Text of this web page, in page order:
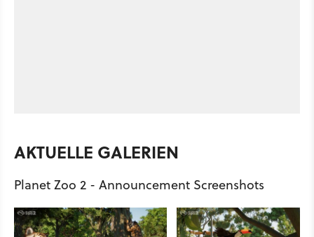
AKTUELLE GALERIEN
Planet Zoo 2 - Announcement Screenshots